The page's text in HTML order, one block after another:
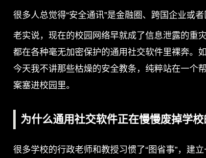
很多人总觉得“安全通讯”是金融圈、跨国企业或
老实说，现在的校园网络早就成了信息泄露的
都在各种毫无加密保护的通用社交软件里裸奔。
今天我不讲那些枯燥的安全教条，纯粹站在一个
案塞进校园里。
为什么通用社交软件正在慢慢废掉学校
很多学校的行政老师和教授习惯了“图省事”，建